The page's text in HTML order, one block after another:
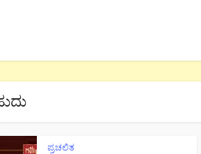
ಪ್ರಚಲಿತ